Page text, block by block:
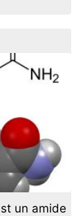
un amide